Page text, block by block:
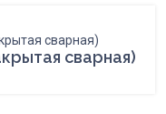
сварная)